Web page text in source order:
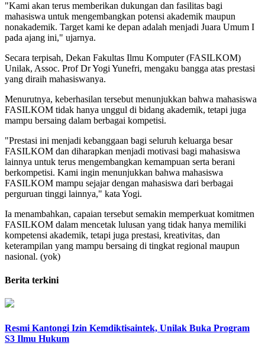
"Kami akan terus memberikan dukungan dan fasilitas bagi
mahasiswa untuk mengembangkan potensi akademik maupun
nonakademik. Target kami ke depan adalah menjadi Juara Umum I
pada ajang ini," ujarnya.
Secara terpisah, Dekan Fakultas Ilmu Komputer (FASILKOM)
Unilak, Assoc. Prof Dr Yogi Yunefri, mengaku bangga atas prestasi
yang diraih mahasiswanya.
Menurutnya, keberhasilan tersebut menunjukkan bahwa mahasiswa
FASILKOM tidak hanya unggul di bidang akademik, tetapi juga
mampu bersaing dalam berbagai kompetisi.
"Prestasi ini menjadi kebanggaan bagi seluruh keluarga besar
FASILKOM dan diharapkan menjadi motivasi bagi mahasiswa
lainnya untuk terus mengembangkan kemampuan serta berani
berkompetisi. Kami ingin menunjukkan bahwa mahasiswa
FASILKOM mampu sejajar dengan mahasiswa dari berbagai
perguruan tinggi lainnya," kata Yogi.
Ia menambahkan, capaian tersebut semakin memperkuat komitmen
FASILKOM dalam mencetak lulusan yang tidak hanya memiliki
kompetensi akademik, tetapi juga prestasi, kreativitas, dan
keterampilan yang mampu bersaing di tingkat regional maupun
nasional. (yok)
Berita terkini
Resmi Kantongi Izin Kemdiktisaintek, Unilak Buka Program
S3 Ilmu Hukum